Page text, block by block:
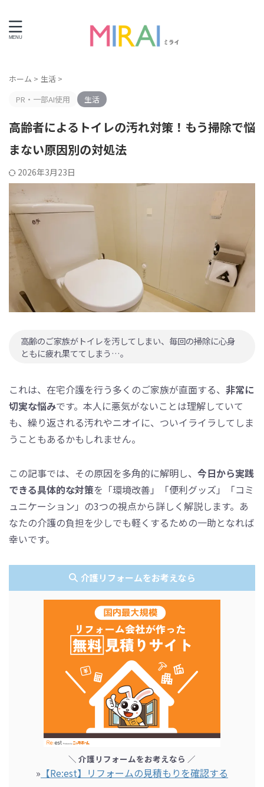
ホーム > 生活 >
PR・一部AI使用
生活
高齢者によるトイレの汚れ対策！もう掃除で悩
まない原因別の対処法
2026年3月23日
高齢のご家族がトイレを汚してしまい、毎回の掃除に心身
ともに疲れ果ててしまう…。
これは、在宅介護を行う多くのご家族が直面する、 非常に
切実な悩みです。本人に悪気がないことは理解していて
も、繰り返される汚れやニオイに、ついイライラしてしま
うこともあるかもしれません。
この記事では、その原因を多角的に解明し、 今日から実践
できる具体的な対策を「環境改善」「便利グッズ」「コミ
ュニケーション」の3つの視点から詳しく解説します。あ
なたの介護の負担を少しでも軽くするための一助となれば
幸いです。
介護リフォームをお考えなら
＼ 介護リフォームをお考えなら ／
» 【Re:est】リフォームの見積もりを確認する